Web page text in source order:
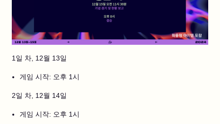
1일 차, 12월 13일
게임 시작: 오후 1시
2일 차, 12월 14일
게임 시작: 오후 1시